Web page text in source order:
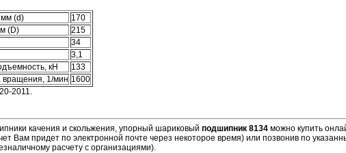
(d)
170
(D)
215
34
3,1
кН
133
вращения, 1/мин 1600
2011.
качения и скольжения, упорный шариковый подшипник 8134 можно купить
Вам придет по электронной почте через некоторое время) или позвонив по
расчету с организациями).